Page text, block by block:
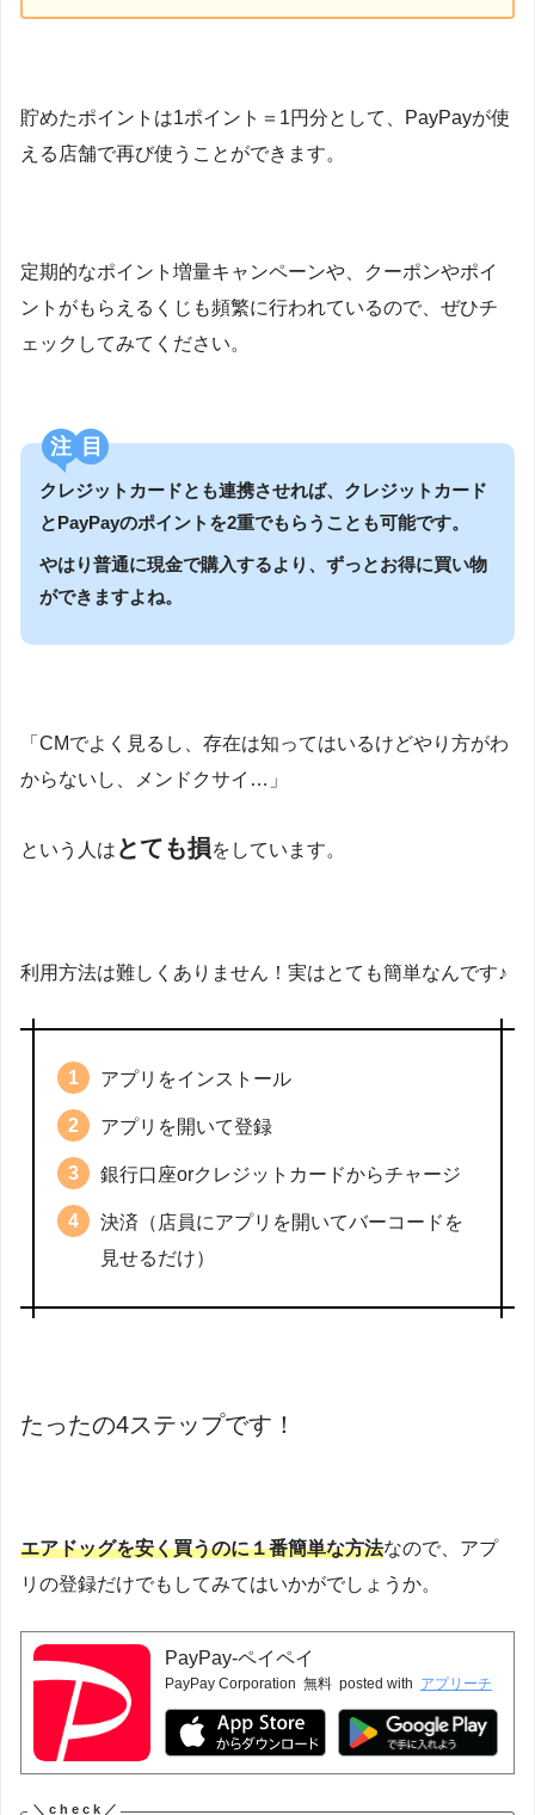
貯めたポイントは1ポイント＝1円分として、PayPayが使
える店舗で再び使うことができます。
定期的なポイント増量キャンペーンや、クーポンやポイ
ントがもらえるくじも頻繁に行われているので、ぜひチ
ェックしてみてください。
注目
クレジットカードとも連携させれば、クレジットカード
とPayPayのポイントを2重でもらうことも可能です。
やはり普通に現金で購入するより、ずっとお得に買い物
ができますよね。
「CMでよく見るし、存在は知ってはいるけどやり方がわ
からないし、メンドクサイ…」
という人は とても損をしています。
利用方法は難しくありません！実はとても簡単なんです♪
アプリをインストール
アプリを開いて登録
銀行口座orクレジットカードからチャージ
決済（店員にアプリを開いてバーコードを
見せるだけ）
たったの4ステップです！
エアドッグを安く買うのに１番簡単な方法なので、アプ
リの登録だけでもしてみてはいかがでしょうか。
PayPay-ペイペイ
PayPay Corporation 無料 posted with アプリーチ